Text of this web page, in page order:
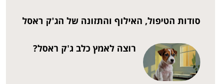
סודות הטיפול, האילוף והתזונה של הג'ק ראסל
רוצה לאמץ כלב ג'ק ראסל?